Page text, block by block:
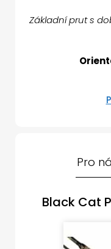
Základní prut s
Pro
Black Cat